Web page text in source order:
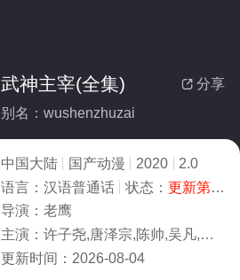
 分享
武神主宰(全集)
别名：wushenzhuzai
中国大陆 国产动漫 2020
2.0
语言： 汉语普通话 状态： 更新第680集
导演： 老鹰
主演： 许子尧,唐泽宗,陈帅,吴凡,孙科
更新时间： 2026-08-04